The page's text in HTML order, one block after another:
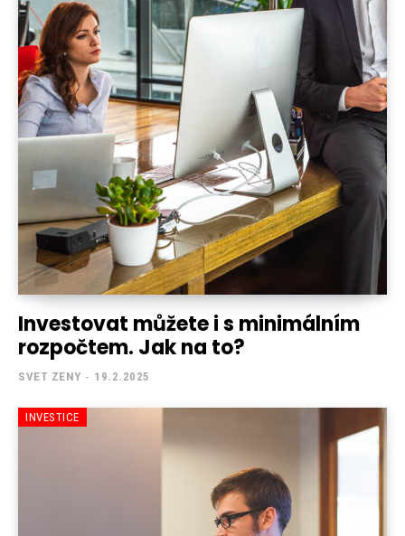
Investovat můžete i s minimálním
rozpočtem. Jak na to?
SVET ZENY - 19.2.2025
INVESTICE